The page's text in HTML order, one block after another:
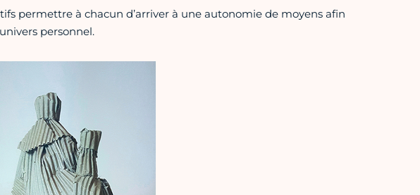
permettre à chacun d’arriver à une autonomie de moyens afin
personnel.